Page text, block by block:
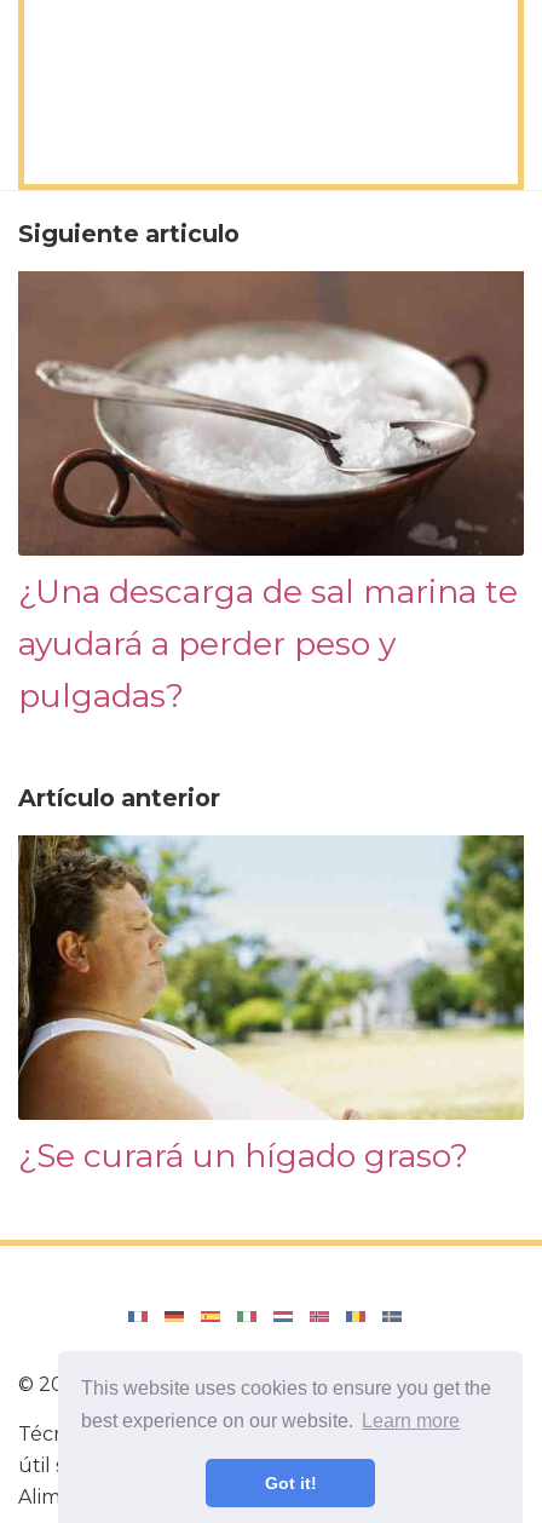
This website uses cookies to ensure you get the
best experience on our website.
Learn more
Got it!
Siguiente articulo
¿Una descarga de sal marina te
ayudará a perder peso y
pulgadas?
Artículo anterior
¿Se curará un hígado graso?
© 2026lavozdeecuador.com
Técnica para hacer ejercicios de fitness. Información
útil sobre el deporte. Las mejores dietas.
Alimentación saludable ¡Todo sobre tu salud!